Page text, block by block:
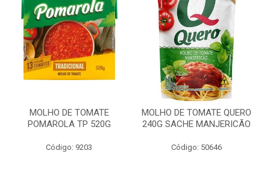
MOLHO DE TOMATE
POMAROLA TP 520G
Código: 9203
MOLHO DE TOMATE QUERO
240G SACHE MANJERICÃO
Código: 50646